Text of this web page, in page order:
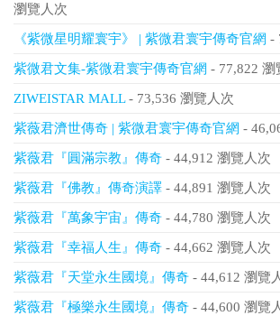
瀏覽人次
《紫微星明耀寰宇》 | 紫微君寰宇傳奇官網 -
紫微君文集-紫微君寰宇傳奇官網 - 77,822 瀏
ZIWEISTAR MALL- 73,536 瀏覽人次
紫薇君濟世傳奇 | 紫微君寰宇傳奇官網 -
紫薇君『圓滿宗教』傳奇 - 44,912 瀏覽人次
紫薇君『佛教』傳奇演譯 - 44,891 瀏覽人次
紫薇君『萬象宇宙』傳奇 - 44,780 瀏覽人次
紫薇君『幸福人生』傳奇 - 44,662 瀏覽人次
紫薇君『天堂永生國境』傳奇 - 44,612 瀏覽
紫薇君『極樂永生國境』傳奇 - 44,600 瀏覽